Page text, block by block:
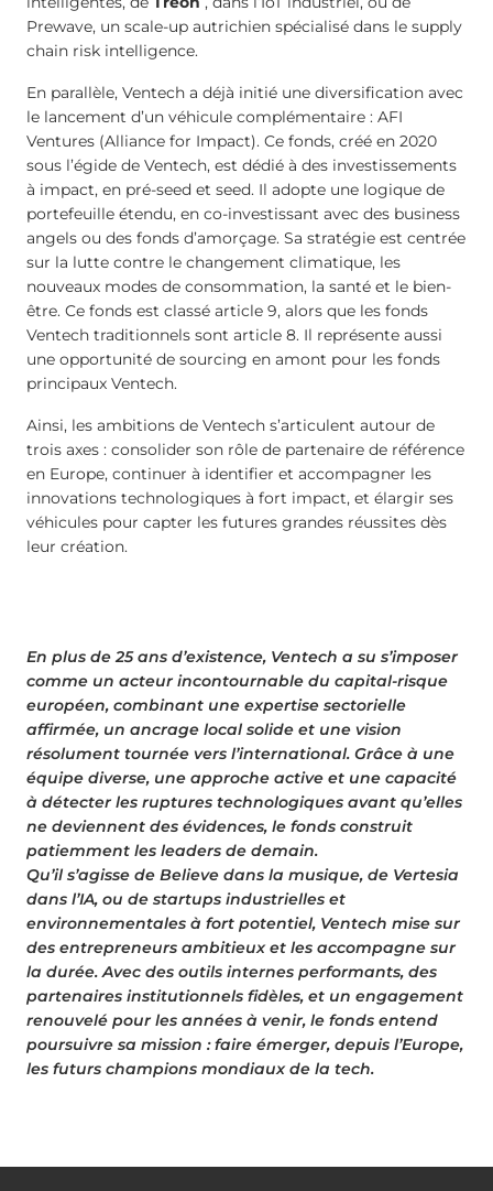
Prewave, un scale-up autrichien spécialisé dans le supply
chain risk intelligence.
En parallèle, Ventech a déjà initié une diversification avec
le lancement d’un véhicule complémentaire : AFI
Ventures (Alliance for Impact). Ce fonds, créé en 2020
sous l’égide de Ventech, est dédié à des investissements
à impact, en pré-seed et seed. Il adopte une logique de
portefeuille étendu, en co-investissant avec des business
angels ou des fonds d’amorçage. Sa stratégie est centrée
sur la lutte contre le changement climatique, les
nouveaux modes de consommation, la santé et le bien-
être. Ce fonds est classé article 9, alors que les fonds
Ventech traditionnels sont article 8. Il représente aussi
une opportunité de sourcing en amont pour les fonds
principaux Ventech.
Ainsi, les ambitions de Ventech s’articulent autour de
trois axes : consolider son rôle de partenaire de référence
en Europe, continuer à identifier et accompagner les
innovations technologiques à fort impact, et élargir ses
véhicules pour capter les futures grandes réussites dès
leur création.
En plus de 25 ans d’existence, Ventech a su s’imposer
comme un acteur incontournable du capital-risque
européen, combinant une expertise sectorielle
affirmée, un ancrage local solide et une vision
résolument tournée vers l’international. Grâce à une
équipe diverse, une approche active et une capacité
à détecter les ruptures technologiques avant qu’elles
ne deviennent des évidences, le fonds construit
patiemment les leaders de demain.
Qu’il s’agisse de Believe dans la musique, de Vertesia
dans l’IA, ou de startups industrielles et
environnementales à fort potentiel, Ventech mise sur
des entrepreneurs ambitieux et les accompagne sur
la durée. Avec des outils internes performants, des
partenaires institutionnels fidèles, et un engagement
renouvelé pour les années à venir, le fonds entend
poursuivre sa mission : faire émerger, depuis l’Europe,
les futurs champions mondiaux de la tech.